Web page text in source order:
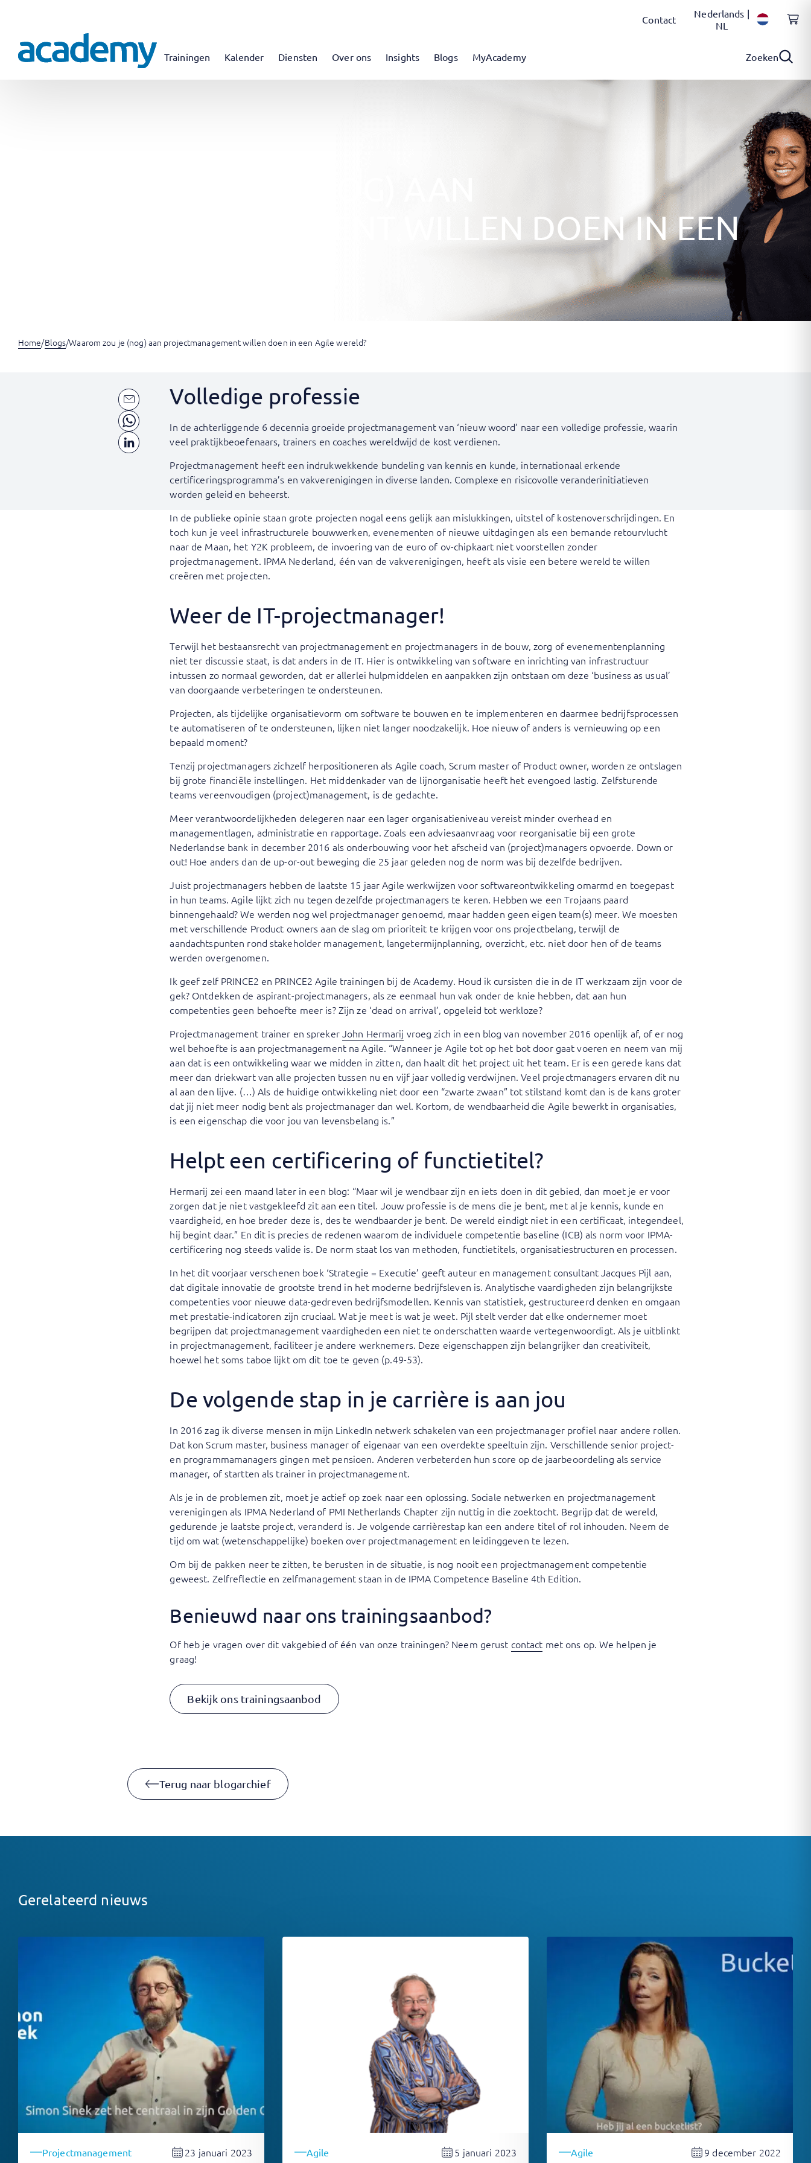
Contact
Nederlands |
NL
Trainingen Kalender Diensten Over ons Insights Blogs MyAcademy Zoeken
PROJECTMANAGEMENT WILLEN DOEN IN EEN
Home/Blogs/Waarom zou je (nog) aan projectmanagement willen doen in een Agile wereld?
Volledige professie
In de achterliggende 6 decennia groeide projectmanagement van ‘nieuw woord’ naar een volledige professie, waarin
veel praktijkbeoefenaars, trainers en coaches wereldwijd de kost verdienen.
Projectmanagement heeft een indrukwekkende bundeling van kennis en kunde, internationaal erkende
certificeringsprogramma’s en vakverenigingen in diverse landen. Complexe en risicovolle veranderinitiatieven
worden geleid en beheerst.
In de publieke opinie staan grote projecten nogal eens gelijk aan mislukkingen, uitstel of kostenoverschrijdingen. En
toch kun je veel infrastructurele bouwwerken, evenementen of nieuwe uitdagingen als een bemande retourvlucht
naar de Maan, het Y2K probleem, de invoering van de euro of ov-chipkaart niet voorstellen zonder
projectmanagement. IPMA Nederland, één van de vakverenigingen, heeft als visie een betere wereld te willen
creëren met projecten.
Weer de IT-projectmanager!
Terwijl het bestaansrecht van projectmanagement en projectmanagers in de bouw, zorg of evenementenplanning
niet ter discussie staat, is dat anders in de IT. Hier is ontwikkeling van software en inrichting van infrastructuur
intussen zo normaal geworden, dat er allerlei hulpmiddelen en aanpakken zijn ontstaan om deze ‘business as usual’
van doorgaande verbeteringen te ondersteunen.
Projecten, als tijdelijke organisatievorm om software te bouwen en te implementeren en daarmee bedrijfsprocessen
te automatiseren of te ondersteunen, lijken niet langer noodzakelijk. Hoe nieuw of anders is vernieuwing op een
bepaald moment?
Tenzij projectmanagers zichzelf herpositioneren als Agile coach, Scrum master of Product owner, worden ze ontslagen
bij grote financiële instellingen. Het middenkader van de lijnorganisatie heeft het evengoed lastig. Zelfsturende
teams vereenvoudigen (project)management, is de gedachte.
Meer verantwoordelijkheden delegeren naar een lager organisatieniveau vereist minder overhead en
managementlagen, administratie en rapportage. Zoals een adviesaanvraag voor reorganisatie bij een grote
Nederlandse bank in december 2016 als onderbouwing voor het afscheid van (project)managers opvoerde. Down or
out! Hoe anders dan de up-or-out beweging die 25 jaar geleden nog de norm was bij dezelfde bedrijven.
Juist projectmanagers hebben de laatste 15 jaar Agile werkwijzen voor softwareontwikkeling omarmd en toegepast
in hun teams. Agile lijkt zich nu tegen dezelfde projectmanagers te keren. Hebben we een Trojaans paard
binnengehaald? We werden nog wel projectmanager genoemd, maar hadden geen eigen team(s) meer. We moesten
met verschillende Product owners aan de slag om prioriteit te krijgen voor ons projectbelang, terwijl de
aandachtspunten rond stakeholder management, langetermijnplanning, overzicht, etc. niet door hen of de teams
werden overgenomen.
Ik geef zelf PRINCE2 en PRINCE2 Agile trainingen bij de Academy. Houd ik cursisten die in de IT werkzaam zijn voor de
gek? Ontdekken de aspirant-projectmanagers, als ze eenmaal hun vak onder de knie hebben, dat aan hun
competenties geen behoefte meer is? Zijn ze ‘dead on arrival’, opgeleid tot werkloze?
Projectmanagement trainer en sprekerJohn Hermarij vroeg zich in een blog van november 2016 openlijk af, of er nog
wel behoefte is aan projectmanagement na Agile. “Wanneer je Agile tot op het bot door gaat voeren en neem van mij
aan dat is een ontwikkeling waar we midden in zitten, dan haalt dit het project uit het team. Er is een gerede kans dat
meer dan driekwart van alle projecten tussen nu en vijf jaar volledig verdwijnen. Veel projectmanagers ervaren dit nu
al aan den lijve. (…) Als de huidige ontwikkeling niet door een “zwarte zwaan” tot stilstand komt dan is de kans groter
dat jij niet meer nodig bent als projectmanager dan wel. Kortom, de wendbaarheid die Agile bewerkt in organisaties,
is een eigenschap die voor jou van levensbelang is.”
Helpt een certificering of functietitel?
Hermarij zei een maand later in een blog: “Maar wil je wendbaar zijn en iets doen in dit gebied, dan moet je er voor
zorgen dat je niet vastgekleefd zit aan een titel. Jouw professie is de mens die je bent, met al je kennis, kunde en
vaardigheid, en hoe breder deze is, des te wendbaarder je bent. De wereld eindigt niet in een certificaat, integendeel,
hij begint daar.” En dit is precies de redenen waarom de individuele competentie baseline (ICB) als norm voor IPMA-
certificering nog steeds valide is. De norm staat los van methoden, functietitels, organisatiestructuren en processen.
In het dit voorjaar verschenen boek ‘Strategie = Executie’ geeft auteur en management consultant Jacques Pijl aan,
dat digitale innovatie de grootste trend in het moderne bedrijfsleven is. Analytische vaardigheden zijn belangrijkste
competenties voor nieuwe data-gedreven bedrijfsmodellen. Kennis van statistiek, gestructureerd denken en omgaan
met prestatie-indicatoren zijn cruciaal. Wat je meet is wat je weet. Pijl stelt verder dat elke ondernemer moet
begrijpen dat projectmanagement vaardigheden een niet te onderschatten waarde vertegenwoordigt. Als je uitblinkt
in projectmanagement, faciliteer je andere werknemers. Deze eigenschappen zijn belangrijker dan creativiteit,
hoewel het soms taboe lijkt om dit toe te geven (p.49-53).
De volgende stap in je carrière is aan jou
In 2016 zag ik diverse mensen in mijn LinkedIn netwerk schakelen van een projectmanager profiel naar andere rollen.
Dat kon Scrum master, business manager of eigenaar van een overdekte speeltuin zijn. Verschillende senior project-
en programmamanagers gingen met pensioen. Anderen verbeterden hun score op de jaarbeoordeling als service
manager, of startten als trainer in projectmanagement.
Als je in de problemen zit, moet je actief op zoek naar een oplossing. Sociale netwerken en projectmanagement
verenigingen als IPMA Nederland of PMI Netherlands Chapter zijn nuttig in die zoektocht. Begrijp dat de wereld,
gedurende je laatste project, veranderd is. Je volgende carrièrestap kan een andere titel of rol inhouden. Neem de
tijd om wat (wetenschappelijke) boeken over projectmanagement en leidinggeven te lezen.
Om bij de pakken neer te zitten, te berusten in de situatie, is nog nooit een projectmanagement competentie
geweest. Zelfreflectie en zelfmanagement staan in de IPMA Competence Baseline 4th Edition.
Benieuwd naar ons trainingsaanbod?
Of heb je vragen over dit vakgebied of één van onze trainingen? Neem gerust contact met ons op. We helpen je
graag!
Bekijk ons trainingsaanbod
Terug naar blogarchief
Gerelateerd nieuws
Projectmanagement 23 januari 2023 Agile 5 januari 2023 Agile 9 december 2022